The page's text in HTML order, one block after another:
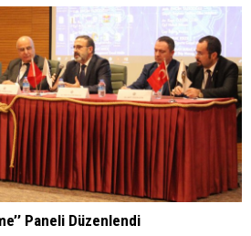
Paneli Düzenlendi